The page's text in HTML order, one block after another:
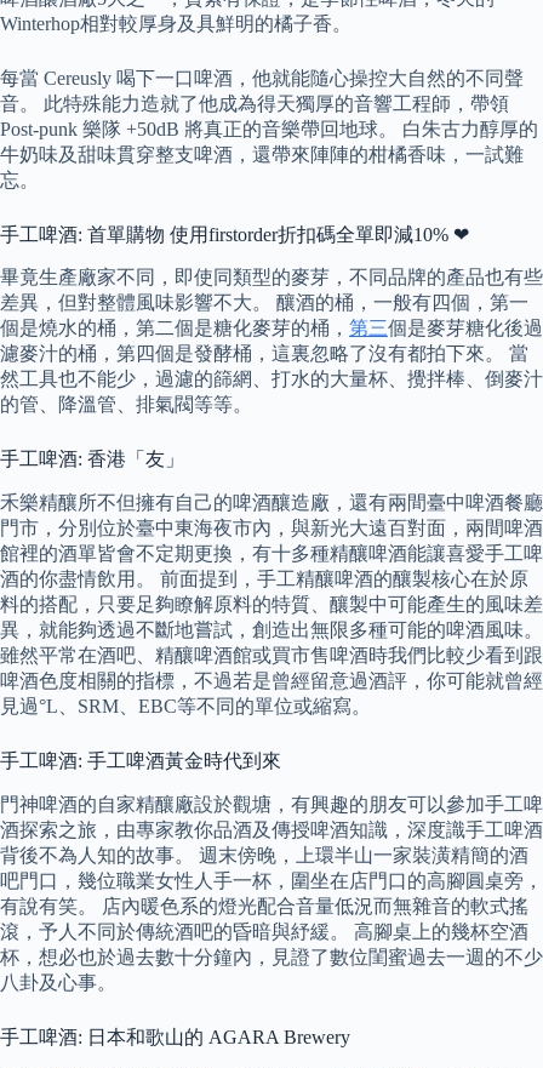
Winterhop相對較厚身及具鮮明的橘子香。
每當 Cereusly 喝下一口啤酒，他就能隨心操控大自然的不同聲
音。 此特殊能力造就了他成為得天獨厚的音響工程師，帶領
Post-punk 樂隊 +50dB 將真正的音樂帶回地球。 白朱古力醇厚的
牛奶味及甜味貫穿整支啤酒，還帶來陣陣的柑橘香味，一試難
忘。
手工啤酒: 首單購物 使用firstorder折扣碼全單即減10% ❤
畢竟生產廠家不同，即使同類型的麥芽，不同品牌的產品也有些
差異，但對整體風味影響不大。 釀酒的桶，一般有四個，第一
個是燒水的桶，第二個是糖化麥芽的桶， 第三個是麥芽糖化後過
濾麥汁的桶，第四個是發酵桶，這裏忽略了沒有都拍下來。 當
然工具也不能少，過濾的篩網、打水的大量杯、攪拌棒、倒麥汁
的管、降溫管、排氣閥等等。
手工啤酒: 香港「友」
禾樂精釀所不但擁有自己的啤酒釀造廠，還有兩間臺中啤酒餐廳
門市，分別位於臺中東海夜市內，與新光大遠百對面，兩間啤酒
館裡的酒單皆會不定期更換，有十多種精釀啤酒能讓喜愛手工啤
酒的你盡情飲用。 前面提到，手工精釀啤酒的釀製核心在於原
料的搭配，只要足夠瞭解原料的特質、釀製中可能產生的風味差
異，就能夠透過不斷地嘗試，創造出無限多種可能的啤酒風味。
雖然平常在酒吧、精釀啤酒館或買市售啤酒時我們比較少看到跟
啤酒色度相關的指標，不過若是曾經留意過酒評，你可能就曾經
見過°L、SRM、EBC等不同的單位或縮寫。
手工啤酒: 手工啤酒黃金時代到來
門神啤酒的自家精釀廠設於觀塘，有興趣的朋友可以參加手工啤
酒探索之旅，由專家教你品酒及傳授啤酒知識，深度識手工啤酒
背後不為人知的故事。 週末傍晚，上環半山一家裝潢精簡的酒
吧門口，幾位職業女性人手一杯，圍坐在店門口的高腳圓桌旁，
有說有笑。 店內暖色系的燈光配合音量低況而無雜音的軟式搖
滾，予人不同於傳統酒吧的昏暗與紓緩。 高腳桌上的幾杯空酒
杯，想必也於過去數十分鐘內，見證了數位閨蜜過去一週的不少
八卦及心事。
手工啤酒: 日本和歌山的 AGARA Brewery